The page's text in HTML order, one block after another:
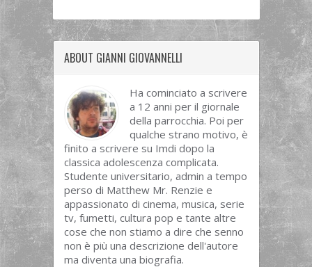
ABOUT GIANNI GIOVANNELLI
Ha cominciato a scrivere
a 12 anni per il giornale
della parrocchia. Poi per
qualche strano motivo, è
finito a scrivere su Imdi dopo la
classica adolescenza complicata.
Studente universitario, admin a tempo
perso di Matthew Mr. Renzie e
appassionato di cinema, musica, serie
tv, fumetti, cultura pop e tante altre
cose che non stiamo a dire che senno
non è più una descrizione dell'autore
ma diventa una biografia.